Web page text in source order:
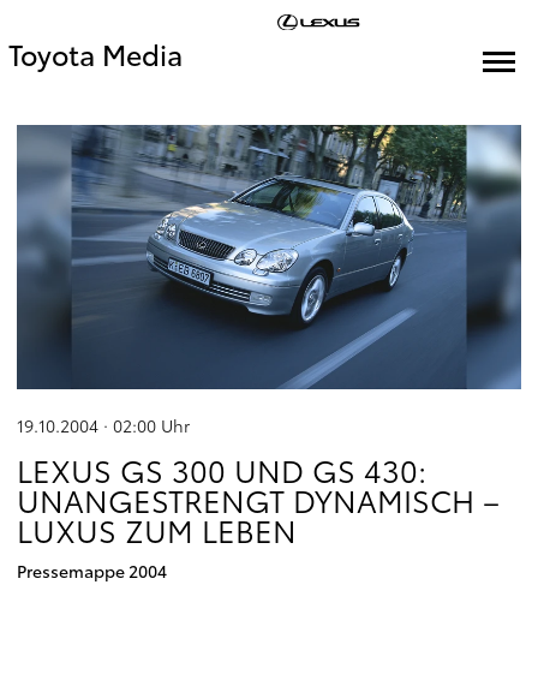
Toyota Media
19.10.2004 · 02:00 Uhr
LEXUS GS 300 UND GS 430:
UNANGESTRENGT DYNAMISCH –
LUXUS ZUM LEBEN
Pressemappe 2004